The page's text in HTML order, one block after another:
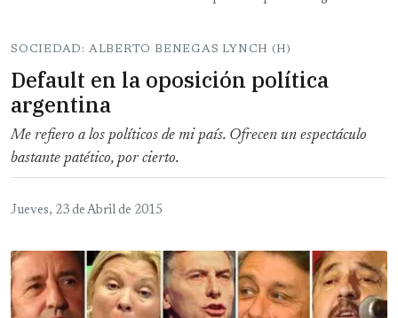
SOCIEDAD: ALBERTO BENEGAS LYNCH (H)
Default en la oposición política
argentina
Me refiero a los políticos de mi país. Ofrecen un espectáculo
bastante patético, por cierto.
Jueves, 23 de Abril de 2015